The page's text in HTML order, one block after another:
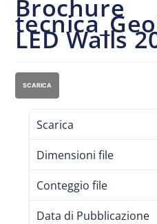
Brochure
LED Walls
SCARICA
Scarica
Dimensioni file
Conteggio file
Data di Pubblicazione